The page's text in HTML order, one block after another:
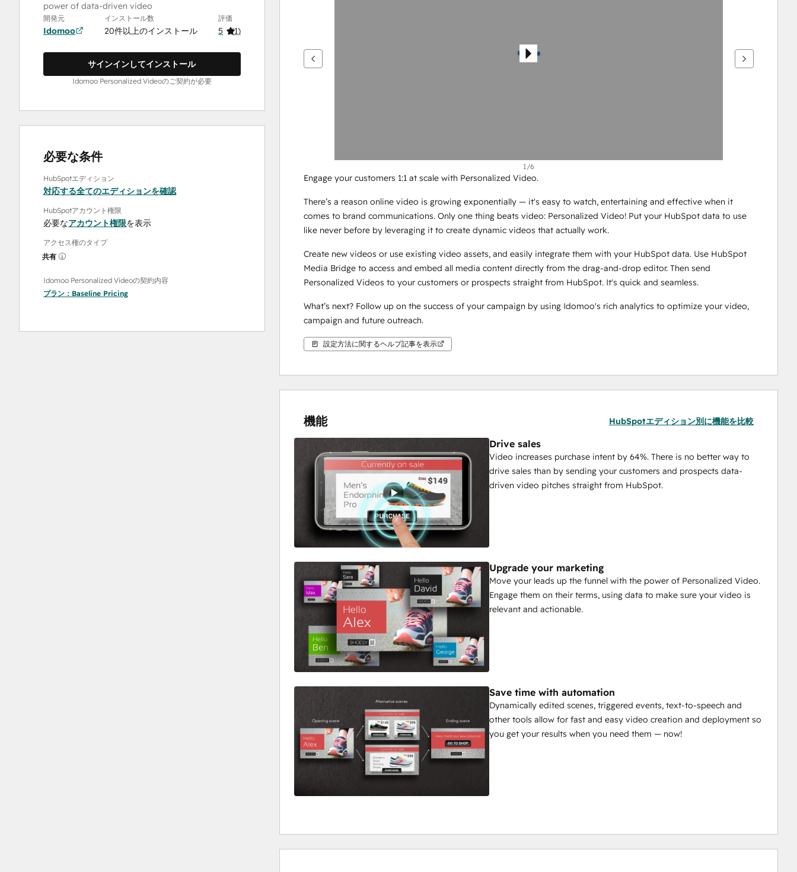
power of data-driven video
開発元
Idomoo
インストール数
20件以上のインストール
評価
5 (1)
サインインしてインストール
Idomoo Personalized Videoのご契約が必要
必要な条件
HubSpotエディション
対応する全てのエディションを確認
HubSpotアカウント権限
必要なアカウント権限を表示
アクセス権のタイプ
共有
Idomoo Personalized Videoの契約内容
プラン： Baseline Pricing
す
る
使
1/6
Engage your customers 1:1 at scale with Personalized Video.
There’s a reason online video is growing exponentially — it's easy to watch, entertaining and effective when it
comes to brand communications. Only one thing beats video: Personalized Video! Put your HubSpot data to use
like never before by leveraging it to create dynamic videos that actually work.
Create new videos or use existing video assets, and easily integrate them with your HubSpot data. Use HubSpot
Media Bridge to access and embed all media content directly from the drag-and-drop editor. Then send
Personalized Videos to your customers or prospects straight from HubSpot. It's quick and seamless.
What’s next? Follow up on the success of your campaign by using Idomoo's rich analytics to optimize your video,
campaign and future outreach.
設定方法に関するヘルプ記事を表示
機能 HubSpotエディション別に機能を比較
Drive sales
Video increases purchase intent by 64%. There is no better way to
drive sales than by sending your customers and prospects data-
driven video pitches straight from HubSpot.
Upgrade your marketing
Move your leads up the funnel with the power of Personalized Video.
Engage them on their terms, using data to make sure your video is
relevant and actionable.
Save time with automation
Dynamically edited scenes, triggered events, text-to-speech and
other tools allow for fast and easy video creation and deployment so
you get your results when you need them — now!